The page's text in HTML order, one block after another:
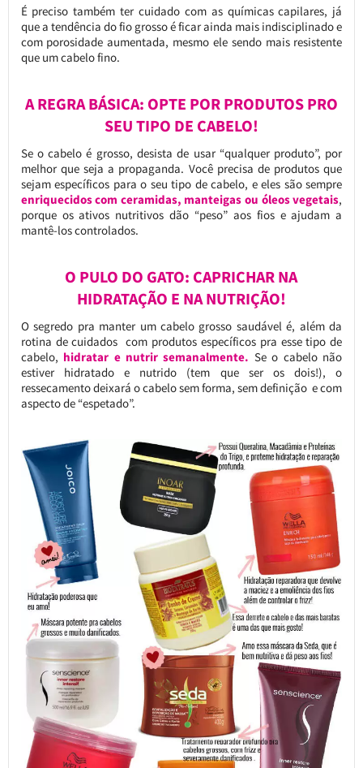
É preciso também ter cuidado com as químicas capilares, já
que a tendência do fio grosso é ficar ainda mais indisciplinado e
com porosidade aumentada, mesmo ele sendo mais resistente
que um cabelo fino.
A REGRA BÁSICA: OPTE POR PRODUTOS PRO
SEU TIPO DE CABELO!
Se o cabelo é grosso, desista de usar “qualquer produto”, por
melhor que seja a propaganda. Você precisa de produtos que
sejam específicos para o seu tipo de cabelo, e eles são sempre
enriquecidos com ceramidas, manteigas ou óleos vegetais,
porque os ativos nutritivos dão “peso” aos fios e ajudam a
mantê-los controlados.
O PULO DO GATO: CAPRICHAR NA
HIDRATAÇÃO E NA NUTRIÇÃO!
O segredo pra manter um cabelo grosso saudável é, além da
rotina de cuidados com produtos específicos pra esse tipo de
cabelo, hidratar e nutrir semanalmente. Se o cabelo não
estiver hidratado e nutrido (tem que ser os dois!), o
ressecamento deixará o cabelo sem forma, sem definição e com
aspecto de “espetado”.